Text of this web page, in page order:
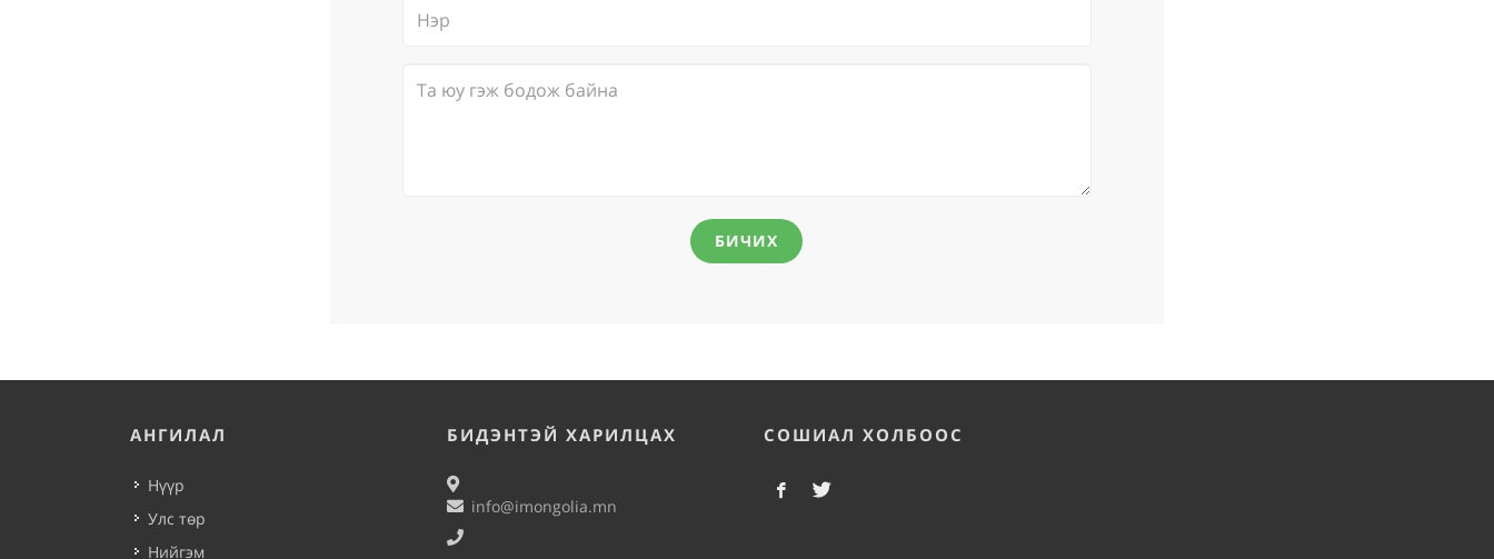
БИЧИХ
АНГИЛАЛ
Нүүр
Улс төр
Нийгэм
БИДЭНТЭЙ ХАРИЛЦАХ
info@imongolia.mn
СОШИАЛ ХОЛБООС